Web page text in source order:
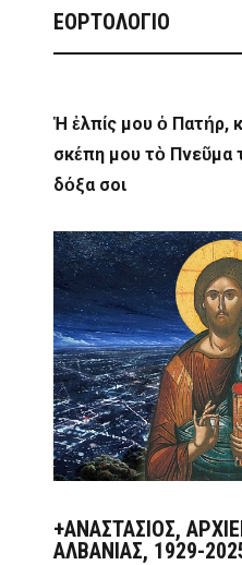
ΕΟΡΤΟΛΟΓΙΟ
Ἡ ἐλπίς μου ὁ Πατήρ,
σκέπη μου τὸ Πνεῦμα
δόξα σοι
+ΑΝΑΣΤΆΣΙΟΣ,
ΑΛΒΑΝΊΑΣ, 1929-